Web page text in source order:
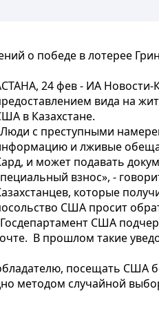
о победе в лотерее
24 фев - ИА Новости-
вида на
в Казахстане.
с преступными
и лживые
и может подавать
взнос», -
которые
США просит
США
В прошлом такие
посещать США
методом случайной